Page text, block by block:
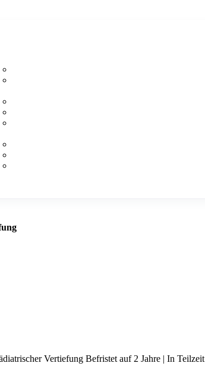
Vertiefung Befristet auf 2 Jahre | In Teilzeit